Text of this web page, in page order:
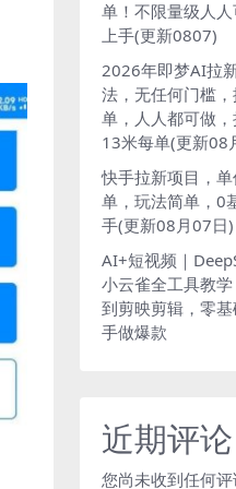
单！不限量级人
上手(更新0807)
2026年即梦AI拉
法，无任何门槛
单，人人都可做
13米每单(更新08
快手拉新项目，
单，玩法简单，0
手(更新08月07日)
AI+短视频｜
小云雀全工具教
到剪映剪辑，零
手做爆款
近期评论
您尚未收到任何评